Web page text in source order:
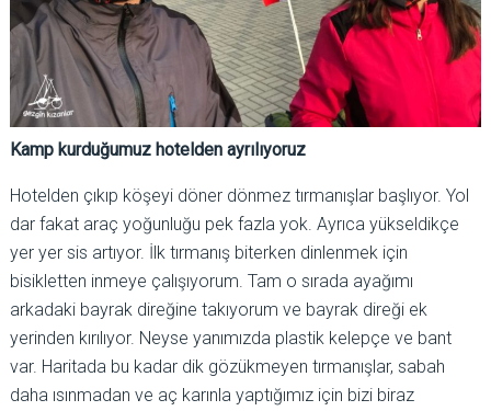
Kamp kurduğumuz hotelden ayrılıyoruz
Hotelden çıkıp köşeyi döner dönmez tırmanışlar başlıyor. Yol
dar fakat araç yoğunluğu pek fazla yok. Ayrıca yükseldikçe
yer yer sis artıyor. İlk tırmanış biterken dinlenmek için
bisikletten inmeye çalışıyorum. Tam o sırada ayağımı
arkadaki bayrak direğine takıyorum ve bayrak direği ek
yerinden kırılıyor. Neyse yanımızda plastik kelepçe ve bant
var. Haritada bu kadar dik gözükmeyen tırmanışlar, sabah
daha ısınmadan ve aç karınla yaptığımız için bizi biraz